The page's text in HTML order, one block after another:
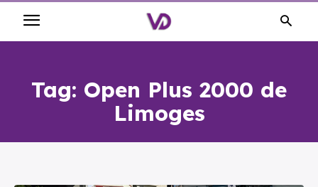
Tag: Open Plus 2000 de
Limoges